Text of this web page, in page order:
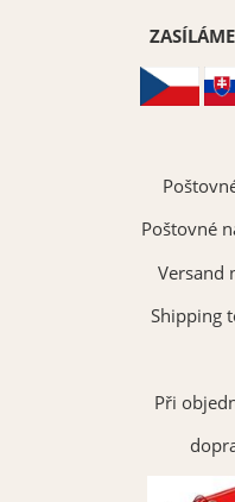
Poštovné
Versand
Shipping
Při